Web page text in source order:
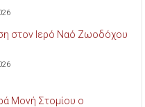
στον Ιερό Ναό Ζωοδόχου
Μονή Στομίου ο